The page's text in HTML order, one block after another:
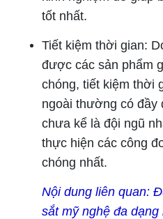
tốt nhất.
Tiết kiệm thời gian:
được các sản phẩm
chóng, tiết kiệm thời
ngoài thường có đầy
chưa kể là đội ngũ
thực hiện các công
chóng nhất.
Nội dung liên quan:
sắt mỹ nghệ đa